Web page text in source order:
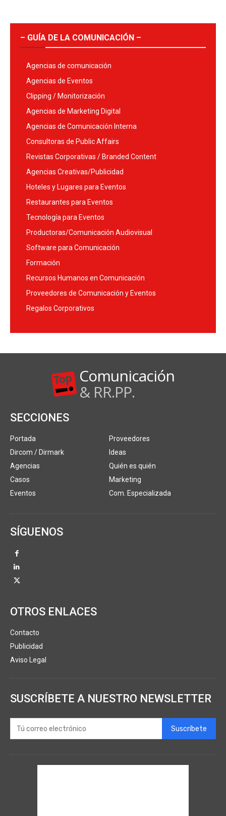
– GUÍA DE LA COMUNICACIÓN –
Agencias de comunicación
Agencias de Eventos
Clipping / Monitorización
Agencias de Marketing Digital
Agencias de Comunicación Interna
Consultoras de Public Affairs
Revistas Corporativas / Branded Content
Agencias Creativas/Publicidad
Hoteles y Lugares para Eventos
Restaurantes para Eventos
Tecnología para Eventos
Productoras/Comunicación Audiovisual
Software para Comunicación
Formación
Recursos Humanos en Comunicación
Proveedores de Comunicación y Eventos
Regalos Corporativos
Comunicación
& RR.PP.
SECCIONES
Portada
Dircom / Dirmark
Agencias
Casos
Eventos
Proveedores
Ideas
Quién es quién
Marketing
Com. Especializada
SÍGUENOS
OTROS ENLACES
Contacto
Publicidad
Aviso Legal
SUSCRÍBETE A NUESTRO NEWSLETTER
Suscríbete